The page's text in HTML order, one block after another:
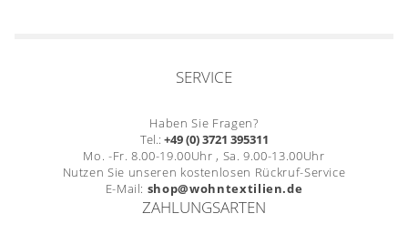
SERVICE
Haben Sie Fragen?
Tel.: +49 (0) 3721 395311
Mo. -Fr. 8.00-19.00Uhr , Sa. 9.00-13.00Uhr
Nutzen Sie unseren kostenlosen Rückruf-Service
E-Mail: shop@wohntextilien.de
ZAHLUNGSARTEN